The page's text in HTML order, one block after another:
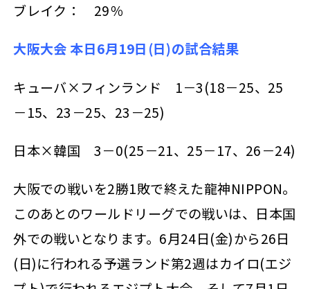
ブレイク： 29％
大阪大会 本日6月19日(日)の試合結果
キューバ×フィンランド 1－3(18－25、25
－15、23－25、23－25)
日本×韓国 3－0(25－21、25－17、26－24)
大阪での戦いを2勝1敗で終えた龍神NIPPON。
このあとのワールドリーグでの戦いは、日本国
外での戦いとなります。6月24日(金)から26日
(日)に行われる予選ランド第2週はカイロ(エジ